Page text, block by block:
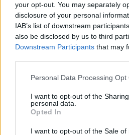
your opt-out. You may separately
disclosure of your personal
IAB’s list of downstream
also be disclosed by us to third
Downstream Participants that may
Please note that this website/app
not limited to your visit or usage
grant or deny consent to Google
use your data for below specified
consent section.
Personal Data Processing Opt
I want to opt-out of the
personal data.
Opted In
I want to opt-out of the Sale of
Ολική έκλειψη Ηλίου
εντυπωσιακά